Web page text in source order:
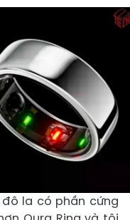
đô la có phần cứng